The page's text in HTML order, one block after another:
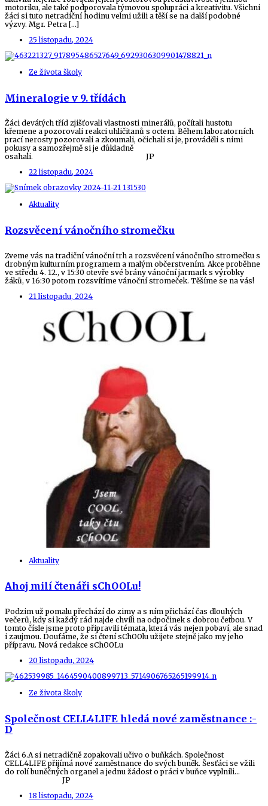
motoriku, ale také podporovala týmovou spolupráci a kreativitu. Všichni
žáci si tuto netradiční hodinu velmi užili a těší se na další podobné
výzvy. Mgr. Petra […]
25 listopadu, 2024
Ze života školy
Mineralogie v 9. třídách
Žáci devátých tříd zjišťovali vlastnosti minerálů, počítali hustotu
křemene a pozorovali reakci uhličitanů s octem. Během laboratorních
prací nerosty pozorovali a zkoumali, očichali si je, prováděli s nimi
pokusy a samozřejmě si je důkladně
osahali. JP
22 listopadu, 2024
Aktuality
Rozsvěcení vánočního stromečku
Zveme vás na tradiční vánoční trh a rozsvěcení vánočního stromečku s
drobným kulturním programem a malým občerstvením. Akce proběhne
ve středu 4. 12., v 15:30 otevře své brány vánoční jarmark s výrobky
žáků, v 16:30 potom rozsvítíme vánoční stromeček. Těšíme se na vás!
21 listopadu, 2024
Aktuality
Ahoj milí čtenáři sChOOLu!
Podzim už pomalu přechází do zimy a s ním přichází čas dlouhých
večerů, kdy si každý rád najde chvíli na odpočinek s dobrou četbou. V
tomto čísle jsme proto připravili témata, která vás nejen pobaví, ale snad
i zaujmou. Doufáme, že si čtení sChOOlu užijete stejně jako my jeho
přípravu. Nová redakce sChOOLu
20 listopadu, 2024
Ze života školy
Společnost CELL4LIFE hledá nové zaměstnance :-
D
Žáci 6.A si netradičně zopakovali učivo o buňkách. Společnost
CELL4LIFE přijímá nové zaměstnance do svých buněk. Šesťáci se vžili
do rolí buněčných organel a jednu žádost o práci v buňce vyplnili…
JP
18 listopadu, 2024